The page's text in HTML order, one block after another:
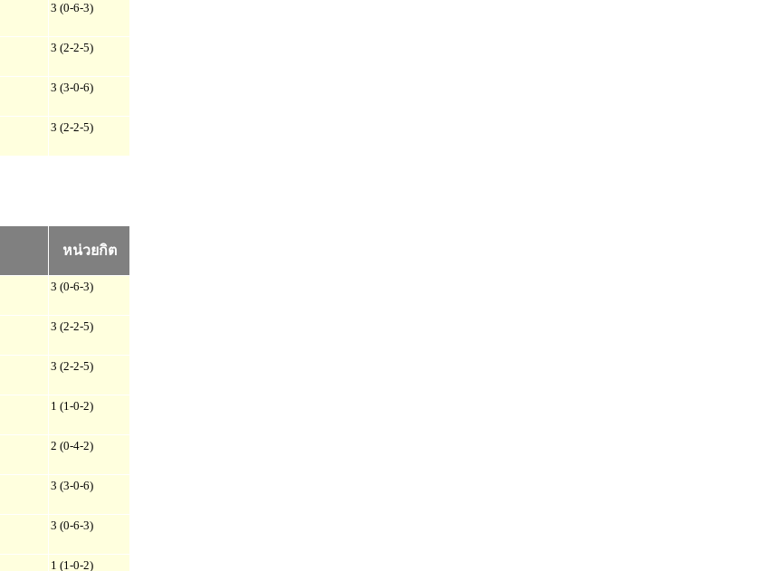
3 (0-6-3)
3 (2-2-5)
3 (3-0-6)
3 (2-2-5)
หน่วยกิต
3 (0-6-3)
3 (2-2-5)
3 (2-2-5)
1 (1-0-2)
2 (0-4-2)
3 (3-0-6)
3 (0-6-3)
1 (1-0-2)